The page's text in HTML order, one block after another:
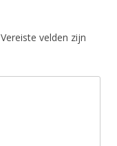
Vereiste velden zijn